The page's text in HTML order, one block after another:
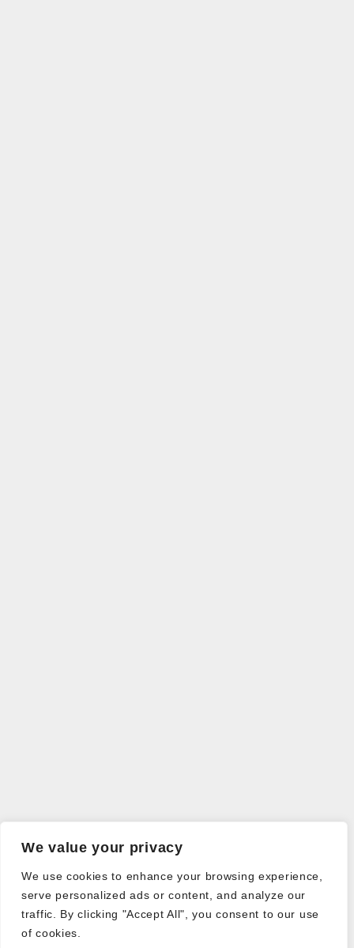
We value your privacy
We use cookies to enhance your browsing experience,
serve personalized ads or content, and analyze our
traffic. By clicking "Accept All", you consent to our use
of cookies.